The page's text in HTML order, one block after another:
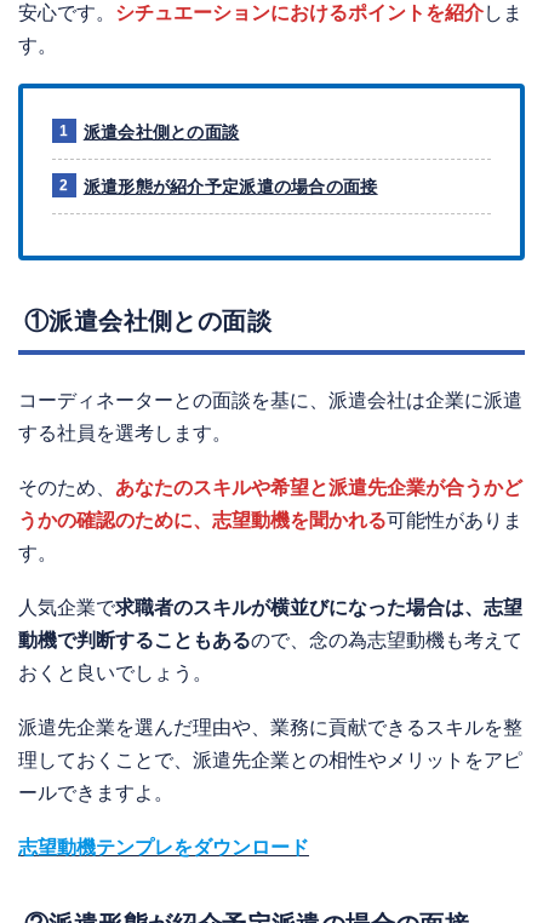
安心です。 シチュエーションにおけるポイントを紹介しま
す。
派遣会社側との面談
派遣形態が紹介予定派遣の場合の面接
①派遣会社側との面談
コーディネーターとの面談を基に、派遣会社は企業に派遣
する社員を選考します。
そのため、 あなたのスキルや希望と派遣先企業が合うかど
うかの確認のために、志望動機を聞かれる可能性がありま
す。
人気企業で求職者のスキルが横並びになった場合は、志望
動機で判断することもあるので、念の為志望動機も考えて
おくと良いでしょう。
派遣先企業を選んだ理由や、業務に貢献できるスキルを整
理しておくことで、派遣先企業との相性やメリットをアピ
ールできますよ。
志望動機テンプレをダウンロード